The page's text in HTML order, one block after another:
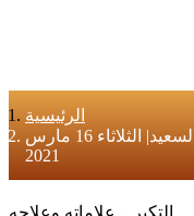
الرئيسية
التكبر .. علاماته وعلاجه د. منصور السعيد| الثلاثاء 16 مارس
2021